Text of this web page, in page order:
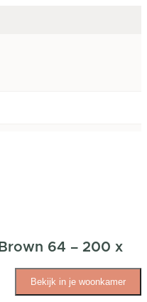
64 – 200 x
Bekijk in je woonkamer